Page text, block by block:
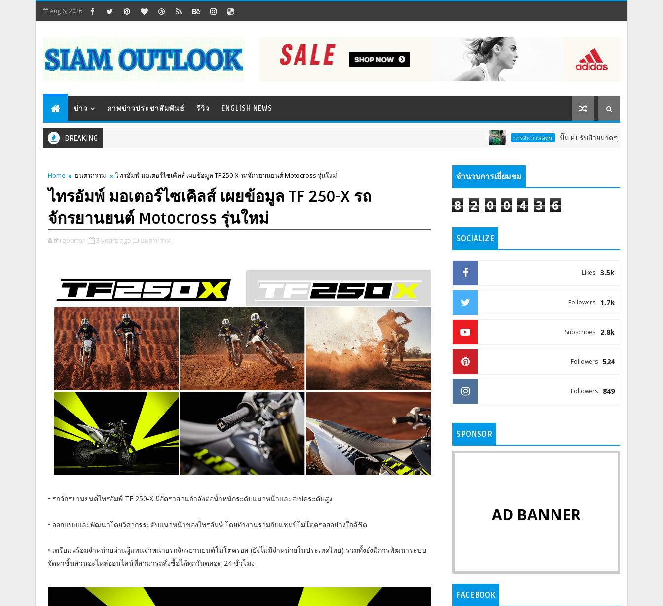
Aug 6, 2026
ข่าว ภาพข่าวประชาสัมพันธ์ รีวิว ENGLISH NEWS
BREAKING การเงิน การลงทุน ปั๊ม PT รับป้ายมาตรฐาน "หัวจ่ายเชื้อเพลิง
Home ยนตรกรรม ไทรอัมพ์ มอเตอร์ไซเคิลส์ เผยข้อมูล TF 250-X รถจักรยานยนต์ Motocross รุ่นใหม่
ไทรอัมพ์ มอเตอร์ไซเคิลส์ เผยข้อมูล TF 250-X รถ
จักรยานยนต์ Motocross รุ่นใหม่
threportor 3 years ago ยนตรกรรม,
• รถจักรยานยนต์ไทรอัมพ์ TF 250-X มีอัตราส่วนกำลังต่อน้ำหนักระดับแนวหน้าและสเปคระดับสูง
• ออกแบบและพัฒนาโดยวิศวกรระดับแนวหน้าของไทรอัมพ์ โดยทำงานร่วมกับแชมป์โมโตครอสอย่างใกล้ชิด
• เตรียมพร้อมจำหน่ายผ่านผู้แทนจำหน่ายรถจักรยานยนต์โมโตครอส (ยังไม่มีจำหน่ายในประเทศไทย) รวมทั้งยังมีการพัฒนาระบบ
จัดหาชิ้นส่วนอะไหล่ออนไลน์ที่สามารถสั่งซื้อได้ทุกวันตลอด 24 ชั่วโมง
จำนวนการเยี่ยมชม
8 2 0 0 4 3 6
SOCIALIZE
3.5k
Likes
1.7k
Followers
2.8k
Subscribes
524
Followers
849
Followers
SPONSOR
AD BANNER
FACEBOOK